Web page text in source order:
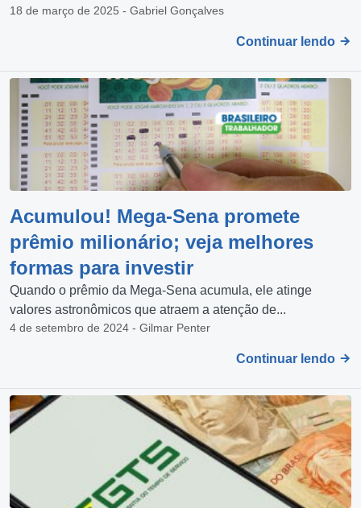
18 de março de 2025 - Gabriel Gonçalves
Continuar lendo
Acumulou! Mega-Sena promete
prêmio milionário; veja melhores
formas para investir
Quando o prêmio da Mega-Sena acumula, ele atinge
valores astronômicos que atraem a atenção de...
4 de setembro de 2024 - Gilmar Penter
Continuar lendo